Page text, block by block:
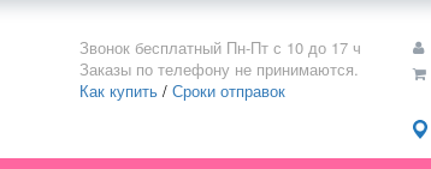
Звонок бесплатный Пн-Пт с 10 до 17 ч
Заказы по телефону не принимаются.
Как купить / Сроки отправок